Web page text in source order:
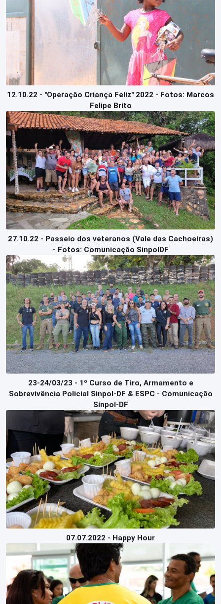
12.10.22 - "Operação Criança Feliz" 2022 - Fotos: Marcos
Felipe Brito
27.10.22 - Passeio dos veteranos (Vale das Cachoeiras)
- Fotos: Comunicação SinpolDF
23-24/03/23 - 1º Curso de Tiro, Armamento e
Sobrevivência Policial Sinpol-DF & ESPC - Comunicação
Sinpol-DF
07.07.2022 - Happy Hour